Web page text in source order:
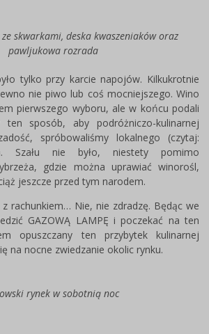
skwarkami, deska kwaszeniaków oraz
pawljukowa rozrada
tylko przy karcie napojów. Kilkukrotnie
nie piwo lub coś mocniejszego. Wino
pierwszego wyboru, ale w końcu podali
sposób, aby podróżniczo-kulinarnej
spróbowaliśmy lokalnego (czytaj:
Szału nie było, niestety pomimo
gdzie można uprawiać winorośl,
jeszcze przed tym narodem.
rachunkiem… Nie, nie zdradzę. Będąc we
GAZOWĄ LAMPĘ i poczekać na ten
opuszczany ten przybytek kulinarnej
na nocne zwiedzanie okolic rynku.
rynek w sobotnią noc